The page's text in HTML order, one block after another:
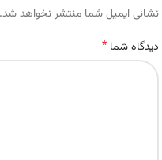
نشانی ایمیل شما منتشر نخواهد شد.
دیدگاه شما *